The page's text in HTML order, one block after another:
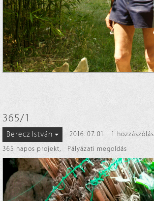
365/1
Berecz István 2016. 07. 01.
1 hozzászólás
365 napos projekt, Pályázati megoldás